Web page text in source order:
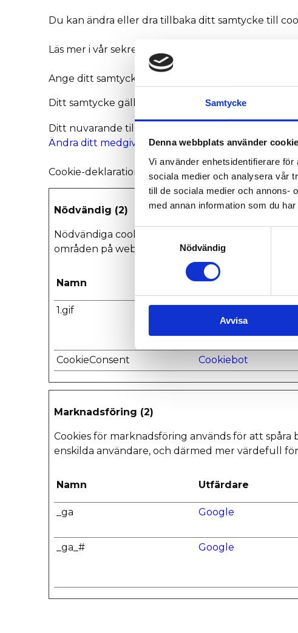
Samtycke
Denna webbplats använder
Vi använder enhetsidentifierare
sociala medier och analysera vår
till de sociala medier och annons-
med annan information som du
Samtyckesval
Nödvändig
Avvisa
Du kan ändra eller dra tillbaka ditt samtycke till
Läs mer i vår sekretesspolicy om vilka vi är, hur
Ange ditt samtyckes-ID och datum för när du
Ditt samtycke gäller för följande domäner:
Ditt nuvarande tillstånd: Avvisa.
Ändra ditt medgivande
Cookie-deklaration uppdaterades senast 06/02/
Nödvändig (2)
Nödvändiga cookies låter dig använda
områden på webbplatsen. Webbplatsen fungerar
Namn Utfärdare
1.gif
CookieConsent Cookiebot
Marknadsföring (2)
Cookies för marknadsföring används för att
enskilda användare, och därmed mer värdefull
Namn Utfärdare
_ga Google
_ga_# Google